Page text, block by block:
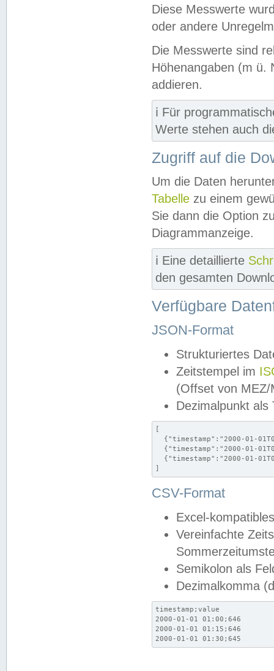
Diese Messwerte
oder andere
Die Messwerte sind
Höhenangaben (m ü.
addieren.
ℹ️ Für
Werte stehen auch
Zugriff auf die
Um die Daten
Tabelle zu einem
Sie dann die Option
Diagrammanzeige.
ℹ️ Eine detaillierte
den gesamten
Verfügbare
JSON-Format
Strukturiertes
Zeitstempel im
(Offset von MEZ/
Dezimalpunkt als
[
{"timestamp":"2000-01-
{"timestamp":"2000-01-
{"timestamp":"2000-01-
]
CSV-Format
Excel-
Vereinfachte
Semikolon als
Dezimalkomma
timestamp;value
2000-01-01 01:00;646
2000-01-01 01:15;646
2000-01-01 01:30;645